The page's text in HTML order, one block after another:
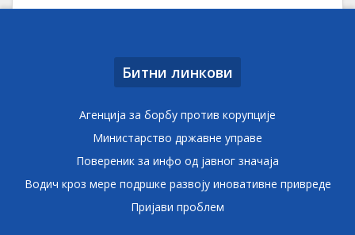
Битни линкови
Агенција за борбу против корупције
Министарство државне управе
Повереник за инфо од јавног значаја
Водич кроз мере подршке развоју иновативне привреде
Пријави проблем